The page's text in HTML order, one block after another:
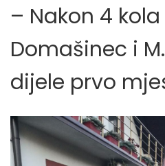
– Nakon 4
Domašinec i
dijele prvo